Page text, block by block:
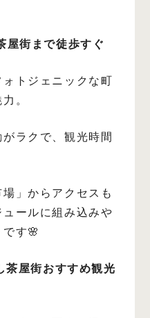
街まで徒歩すぐ
トジェニックな町
。
ラクで、観光時間
場」からアクセスも
ールに組み込みや
す🌸
茶屋街おすすめ観光